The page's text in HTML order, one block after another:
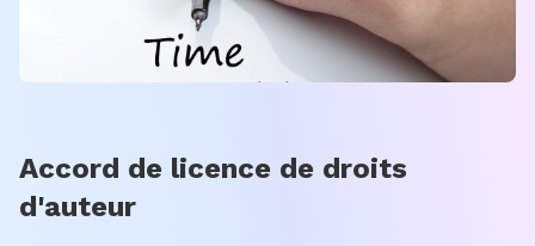
Accord de licence de droits
d'auteur